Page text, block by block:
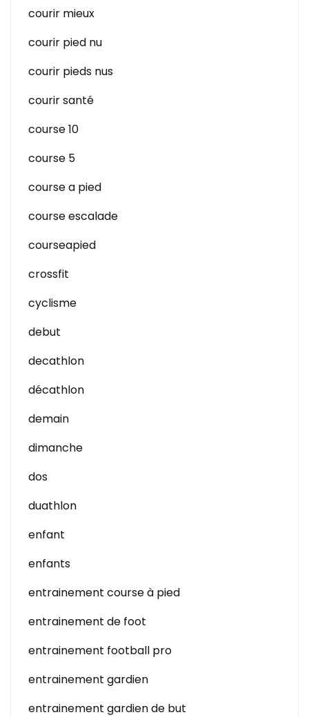
courir mieux
courir pied nu
courir pieds nus
courir santé
course 10
course 5
course a pied
course escalade
courseapied
crossfit
cyclisme
debut
decathlon
décathlon
demain
dimanche
dos
duathlon
enfant
enfants
entrainement course à pied
entrainement de foot
entrainement football pro
entrainement gardien
entrainement gardien de but